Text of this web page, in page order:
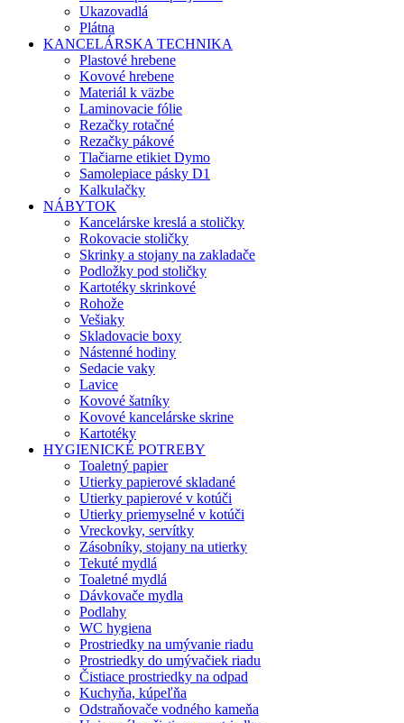
Ukazovadlá
Plátna
KANCELÁRSKA TECHNIKA
Plastové hrebene
Kovové hrebene
Materiál k väzbe
Laminovacie fólie
Rezačky rotačné
Rezačky pákové
Tlačiarne etikiet Dymo
Samolepiace pásky D1
Kalkulačky
NÁBYTOK
Kancelárske kreslá a stoličky
Rokovacie stoličky
Skrinky a stojany na zakladače
Podložky pod stoličky
Kartotéky skrinkové
Rohože
Vešiaky
Skladovacie boxy
Nástenné hodiny
Sedacie vaky
Lavice
Kovové šatníky
Kovové kancelárske skrine
Kartotéky
HYGIENICKÉ POTREBY
Toaletný papier
Utierky papierové skladané
Utierky papierové v kotúči
Utierky priemyselné v kotúči
Vreckovky, servítky
Zásobníky, stojany na utierky
Tekuté mydlá
Toaletné mydlá
Dávkovače mydla
Podlahy
WC hygiena
Prostriedky na umývanie riadu
Prostriedky do umývačiek riadu
Čistiace prostriedky na odpad
Kuchyňa, kúpeľňa
Odstraňovače vodného kameňa